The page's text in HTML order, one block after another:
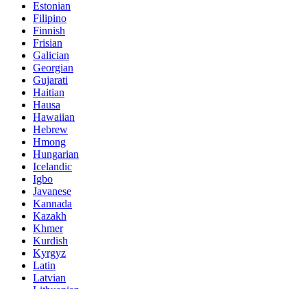
Estonian
Filipino
Finnish
Frisian
Galician
Georgian
Gujarati
Haitian
Hausa
Hawaiian
Hebrew
Hmong
Hungarian
Icelandic
Igbo
Javanese
Kannada
Kazakh
Khmer
Kurdish
Kyrgyz
Latin
Latvian